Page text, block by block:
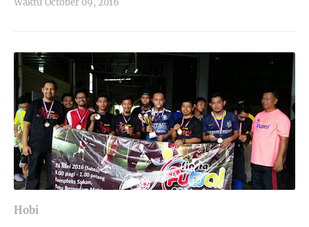
Waktu October 09, 2016
Hobi